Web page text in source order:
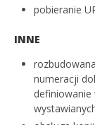
pobieranie
INNE
numeracji
definiowanie